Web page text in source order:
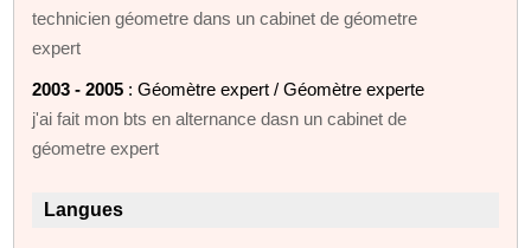
technicien géometre dans un cabinet de géometre
expert
2003 - 2005 : Géomètre expert / Géomètre experte
j'ai fait mon bts en alternance dasn un cabinet de
géometre expert
Langues